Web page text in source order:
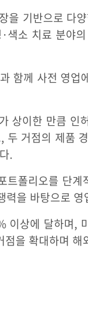
기반으로 다
색소 치료 분야
함께 사전 영
상이한 만큼
두 거점의 제품
.
폴리오를 단
을 바탕으로
이상에 달하며,
을 확대하며